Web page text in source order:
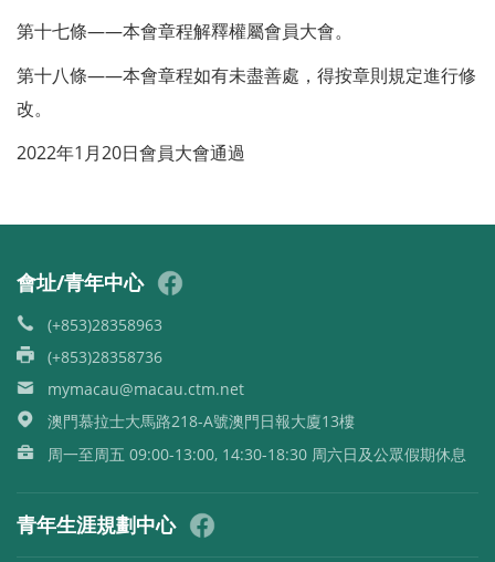
第十七條——本會章程解釋權屬會員大會。
第十八條——本會章程如有未盡善處，得按章則規定進行修
改。
2022年1月20日會員大會通過
會址/青年中心
(+853)28358963
(+853)28358736
mymacau@macau.ctm.net
澳門慕拉士大馬路218-A號澳門日報大廈13樓
周一至周五 09:00-13:00, 14:30-18:30 周六日及公眾假期休息
青年生涯規劃中心